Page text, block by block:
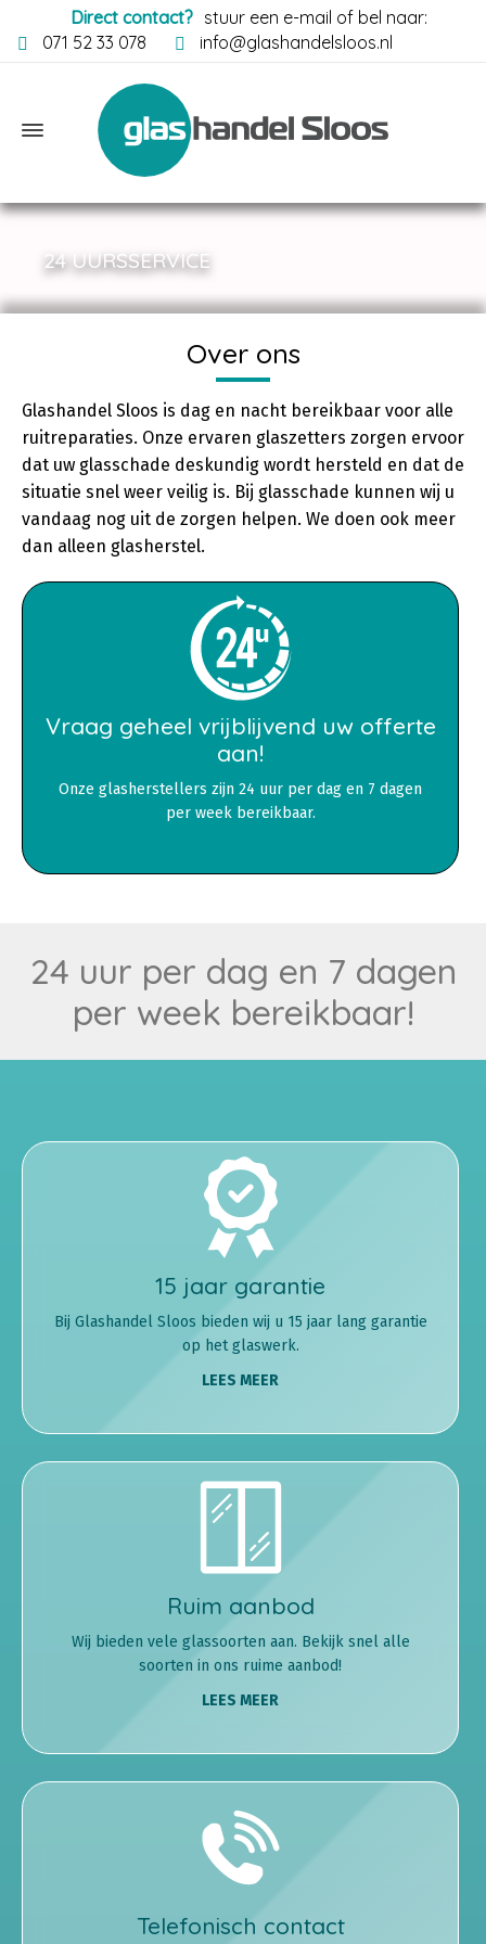
Direct contact? stuur een e-mail of bel naar:
071 52 33 078
info@glashandelsloos.nl
24 UURSSERVICE
Over ons
Glashandel Sloos is dag en nacht bereikbaar voor alle
ruitreparaties. Onze ervaren glaszetters zorgen ervoor
dat uw glasschade deskundig wordt hersteld en dat de
situatie snel weer veilig is. Bij glasschade kunnen wij u
vandaag nog uit de zorgen helpen. We doen ook meer
dan alleen glasherstel.
Vraag geheel vrijblijvend uw offerte
aan!
Onze glasherstellers zijn 24 uur per dag en 7 dagen
per week bereikbaar.
24 uur per dag en 7 dagen
per week bereikbaar!
15 jaar garantie
Bij Glashandel Sloos bieden wij u 15 jaar lang garantie
op het glaswerk.
LEES MEER
Ruim aanbod
Wij bieden vele glassoorten aan. Bekijk snel alle
soorten in ons ruime aanbod!
LEES MEER
Telefonisch contact